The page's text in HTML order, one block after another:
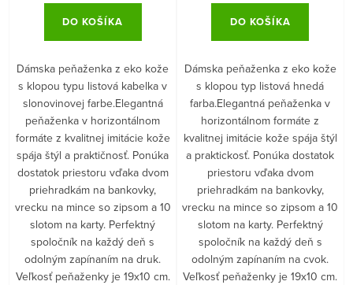
DO KOŠÍKA
Dámska peňaženka z eko kože
s klopou typu listová kabelka v
slonovinovej farbe.Elegantná
peňaženka v horizontálnom
formáte z kvalitnej imitácie kože
spája štýl a praktičnosť. Ponúka
dostatok priestoru vďaka dvom
priehradkám na bankovky,
vrecku na mince so zipsom a 10
slotom na karty. Perfektný
spoločník na každý deň s
odolným zapínaním na druk.
Veľkosť peňaženky je 19x10 cm.
DO KOŠÍKA
Dámska peňaženka z eko kože
s klopou typ listová hnedá
farba.Elegantná peňaženka v
horizontálnom formáte z
kvalitnej imitácie kože spája štýl
a praktickosť. Ponúka dostatok
priestoru vďaka dvom
priehradkám na bankovky,
vrecku na mince so zipsom a 10
slotom na karty. Perfektný
spoločník na každý deň s
odolným zapínaním na cvok.
Veľkosť peňaženky je 19x10 cm.